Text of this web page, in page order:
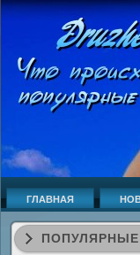
ГЛАВНАЯ
ПОПУЛЯРНЫЕ